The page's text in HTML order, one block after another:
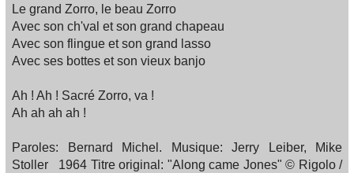
Le grand Zorro, le beau Zorro
Avec son ch'val et son grand chapeau
Avec son flingue et son grand lasso
Avec ses bottes et son vieux banjo
Ah ! Ah ! Sacré Zorro, va !
Ah ah ah ah !
Paroles: Bernard Michel. Musique: Jerry Leiber, Mike
Stoller 1964 Titre original: "Along came Jones" © Rigolo /